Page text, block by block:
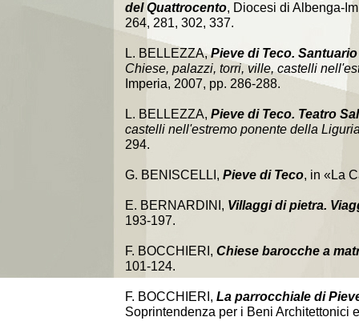
del Quattrocento, Diocesi di Albenga-
264, 281, 302, 337.
L. BELLEZZA,Pieve di Teco.
Chiese, palazzi, torri, ville, castelli
Imperia, 2007, pp. 286-288.
L. BELLEZZA, Pieve di Teco. Teatro
castelli nell'estremo ponente della
294.
G. BENISCELLI, Pieve di Teco, in «La
E. BERNARDINI, Villaggi di pietra.
193-197.
F. BOCCHIERI, Chiese barocche a
101-124.
F. BOCCHIERI, La parrocchiale di
Soprintendenza per i Beni Architettonici